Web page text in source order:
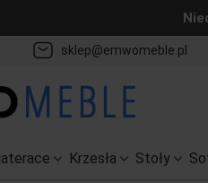
sklep@emwomeble.pl
Krzesła Stoły